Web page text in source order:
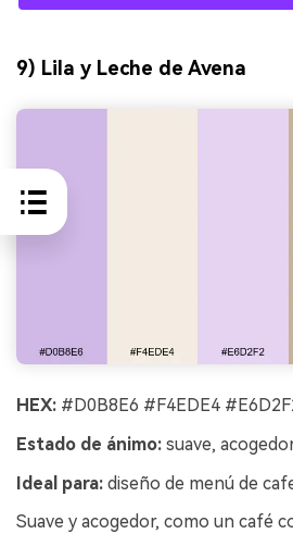
9) Lila y Leche de Avena
HEX: #D0B8E6 #F4EDE4
Estado de ánimo: suave,
Ideal para: diseño de menú de
Suave y acogedor, como un café